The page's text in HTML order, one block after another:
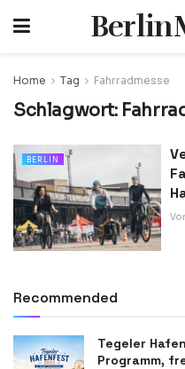
Home Tag Fahrradmesse
Schlagwort:
BERLIN
Recommended
Tegeler
Programm,